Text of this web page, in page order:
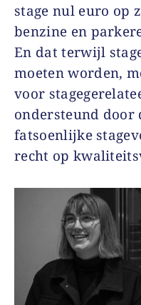
stage nul euro op
benzine en
En dat terwijl
moeten worden,
voor
ondersteund
fatsoenlijke
recht op